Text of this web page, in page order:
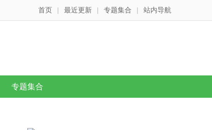
首页 | 最近更新 | 专题集合 | 站内导航
专题集合